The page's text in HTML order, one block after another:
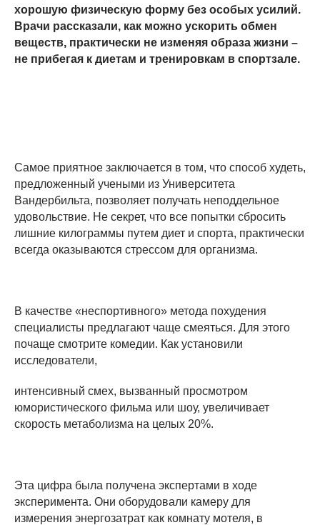
хорошую физическую форму без особых усилий.
Врачи рассказали, как можно ускорить обмен
веществ, практически не изменяя образа жизни –
не прибегая к диетам и тренировкам в спортзале.
Самое приятное заключается в том, что способ худеть,
предложенный учеными из Университета
Вандербильта, позволяет получать неподдельное
удовольствие. Не секрет, что все попытки сбросить
лишние килограммы путем диет и спорта, практически
всегда оказываются стрессом для организма.
В качестве «неспортивного» метода похудения
специалисты предлагают чаще смеяться. Для этого
почаще смотрите комедии. Как установили
исследователи,
интенсивный смех, вызванный просмотром
юмористического фильма или шоу, увеличивает
скорость метаболизма на целых 20%.
Эта цифра была получена экспертами в ходе
эксперимента. Они оборудовали камеру для
измерения энергозатрат как комнату мотеля, в